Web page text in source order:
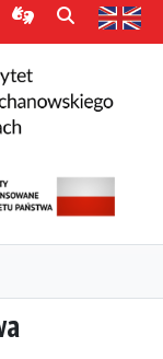
Poczta e-mailInformacje dla
Szukaj